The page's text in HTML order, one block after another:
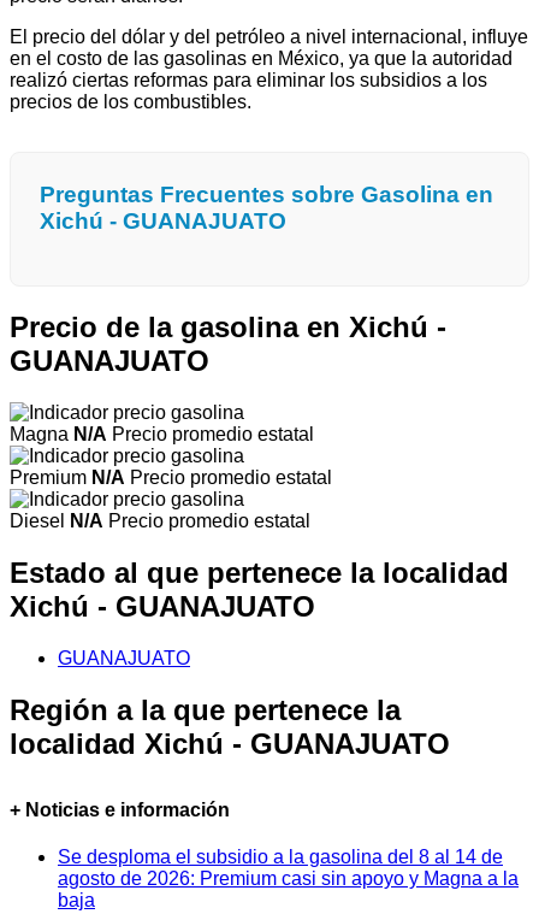
El precio del dólar y del petróleo a nivel internacional, influye
en el costo de las gasolinas en México, ya que la autoridad
realizó ciertas reformas para eliminar los subsidios a los
precios de los combustibles.
Preguntas Frecuentes sobre Gasolina en
Xichú - GUANAJUATO
Precio de la gasolina en Xichú -
GUANAJUATO
Magna N/A Precio promedio estatal
Premium N/A Precio promedio estatal
Diesel N/A Precio promedio estatal
Estado al que pertenece la localidad
Xichú - GUANAJUATO
GUANAJUATO
Región a la que pertenece la
localidad Xichú - GUANAJUATO
+ Noticias e información
Se desploma el subsidio a la gasolina del 8 al 14 de
agosto de 2026: Premium casi sin apoyo y Magna a la
baja